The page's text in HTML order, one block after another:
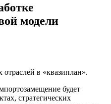
модели
отраслей в «квазиплан».
будет
стратегических